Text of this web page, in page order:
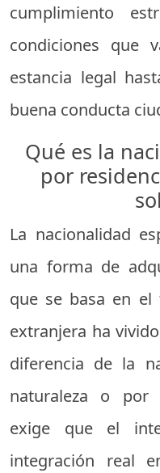
cumplimiento
condiciones que
estancia legal
buena conducta
Qué es la
por
La nacionalidad
una forma de
que se basa en el
extranjera ha
diferencia de la
naturaleza o por
exige que el
integración real